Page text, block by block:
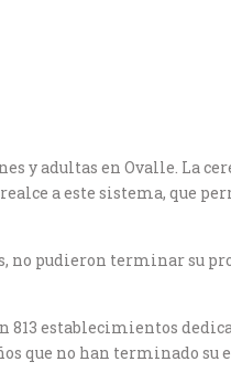
y adultas en Ovalle. La
a este sistema, que
no pudieron terminar su
813 establecimientos
que no han terminado su